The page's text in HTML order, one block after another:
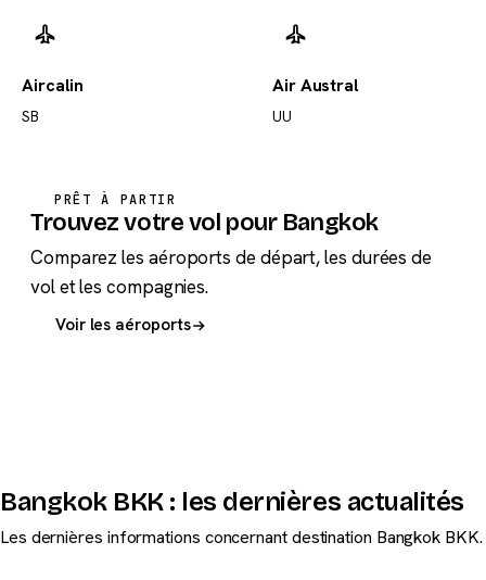
Aircalin
SB
Air Austral
UU
PRÊT À PARTIR
Trouvez votre vol pour Bangkok
Comparez les aéroports de départ, les durées de
vol et les compagnies.
Voir les aéroports
Bangkok BKK : les dernières actualités
Les dernières informations concernant destination Bangkok BKK.